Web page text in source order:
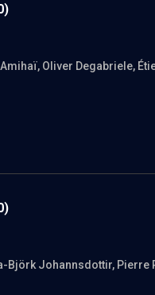
Amihaï, Oliver Degabriele,
Björk Johannsdottir, Pierre